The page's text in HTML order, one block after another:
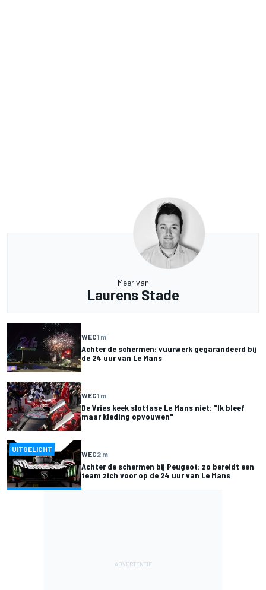
Meer van
Laurens Stade
WEC1 m
Achter de schermen: vuurwerk gegarandeerd bij
de 24 uur van Le Mans
WEC1 m
De Vries keek slotfase Le Mans niet: "Ik bleef
maar kleding opvouwen"
UITGELICHT
WEC2 m
Achter de schermen bij Peugeot: zo bereidt een
team zich voor op de 24 uur van Le Mans